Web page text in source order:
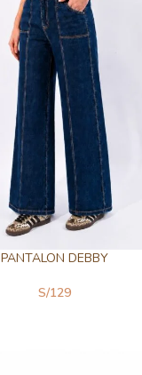
PANTALON DEBBY
S/129